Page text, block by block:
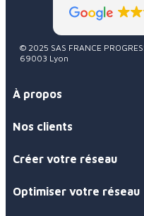
© 2025 SAS FRANCE
69003 Lyon
À propos
Nos clients
Créer votre réseau
Optimiser votre réseau